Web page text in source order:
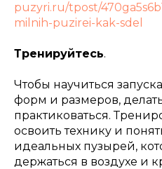
puzyri.ru/tpost/
milnih-puzirei-kak-sdel
Тренируйтесь.
Чтобы научиться
форм и размеров,
практиковаться.
освоить технику и
идеальных пузырей,
держаться в воздухе и